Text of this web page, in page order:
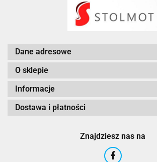
Dane adresowe
O sklepie
Informacje
Dostawa i płatności
Znajdziesz nas na